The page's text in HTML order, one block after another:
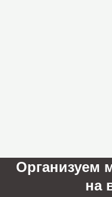
Организуем
на